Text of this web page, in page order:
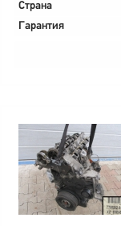
Страна
Гарантия